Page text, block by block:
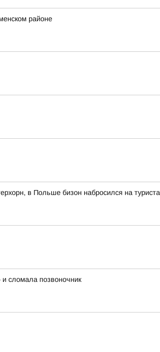
районе
в Польше бизон набросился на туриста
сломала позвоночник